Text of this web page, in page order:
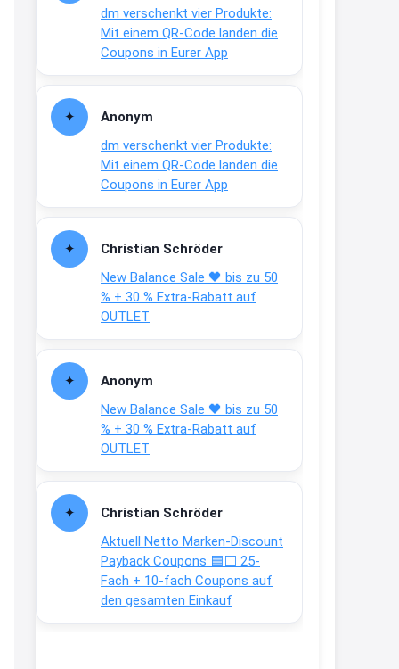
dm verschenkt vier Produkte:
Mit einem QR-Code landen die
Coupons in Eurer App
Anonym
dm verschenkt vier Produkte:
Mit einem QR-Code landen die
Coupons in Eurer App
Christian Schröder
New Balance Sale 🖤 bis zu 50
% + 30 % Extra-Rabatt auf
OUTLET
Anonym
New Balance Sale 🖤 bis zu 50
% + 30 % Extra-Rabatt auf
OUTLET
Christian Schröder
Aktuell Netto Marken-Discount
Payback Coupons 🟦⬜ 25-
Fach + 10-fach Coupons auf
den gesamten Einkauf
2:19
↩
Joachim
www.linda.de/vorteile/coupons/...
2:21
↩
Gratis Hitzewarn-Aufkleber /
verfärbt sich ab 28 Grad /siehe
Text weiter unten
shop.bioeg.de/aufkleber-
achtun...
↩
Joachim
Gratis personalisierte 7-Tage
Ration Micronährstoffe/ Vitamine
↩
Joachim